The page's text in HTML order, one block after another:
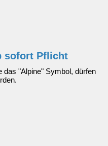
sofort Pflicht
das "Alpine" Symbol, dürfen